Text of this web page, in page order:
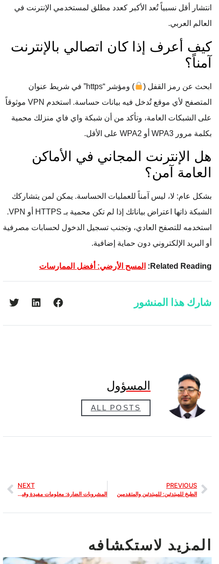
انتشار أقل نسبياً تُعد الأكبر كعدد مطلق لمستخدمي الإنترنت في
العالم العربي.
كيف أعرف إذا كان اتصالي بالإنترنت
آمناً؟
ابحث عن رمز القفل (
) ومؤشر “https” في شريط عنوان
المتصفح لأي موقع تُدخل فيه بيانات حساسة. استخدم VPN موثوقاً
على الشبكات العامة، وتأكد من أن شبكة واي فاي منزلك محمية
بكلمة مرور WPA3 أو WPA2 على الأقل.
هل الإنترنت المجاني في الأماكن
العامة آمن؟
بشكل عام: لا، ليس آمناً للعمليات الحساسة. يمكن لمن يتشاركك
الشبكة ذاتها اعتراض بياناتك إذا لم تكن محمية بـ HTTPS أو VPN.
استخدمه للتصفح العادي، وتجنب تسجيل الدخول لحسابات مصرفية
أو البريد الإلكتروني دون حماية إضافية.
Related Reading: المسح الأرضي: أفضل الممارسات
شارك هذا المنشور
المسؤول
ALL POSTS
PREVIOUS
الطبخ للمبتدئين: للمبتدئين والمتقدمين
NEXT
المشروبات الضارة: معلومات مفيدة وقيمة
المزيد لاستكشافه